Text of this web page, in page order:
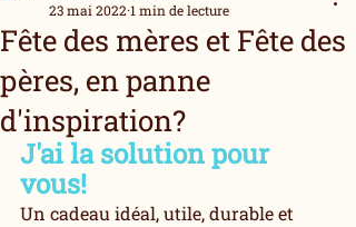
Fête des mères et Fête des
pères, en panne
d'inspiration?
23 mai 2022 1 min de lecture
J'ai la solution pour
vous!
Un cadeau idéal, utile, durable et